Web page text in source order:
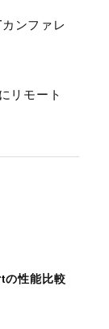
性能比較
ンファレ
リモート